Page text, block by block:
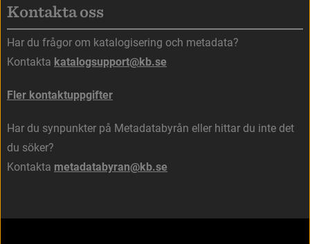
Kontakta oss
Har du frågor om katalogisering och metadata?
Kontakta katalogsupport@kb.se
Fler kontaktuppgifter
Har du synpunkter på Metadatabyrån eller hittar du inte det
du söker?
Kontakta metadatabyran@kb.se